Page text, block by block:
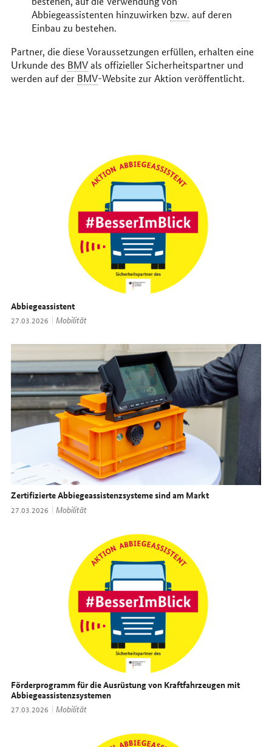
Abbiegeassistenten hinzuwirken bzw. auf deren
Einbau zu bestehen.
Partner, die diese Voraussetzungen erfüllen, erhalten eine
Urkunde des BMVals offizieller Sicherheitspartner und
werden auf der BMV-Website zur Aktion veröffentlicht.
Abbiegeassistent
Datum:
27.03.2026 Thema:
Mobilität
Zertifizierte Abbiegeassistenzsysteme sind am Markt
Datum:
27.03.2026 Thema:
Mobilität
Förderprogramm für die Ausrüstung von Kraftfahrzeugen mit
Abbiegeassistenzsystemen
Datum:
27.03.2026 Thema:
Mobilität